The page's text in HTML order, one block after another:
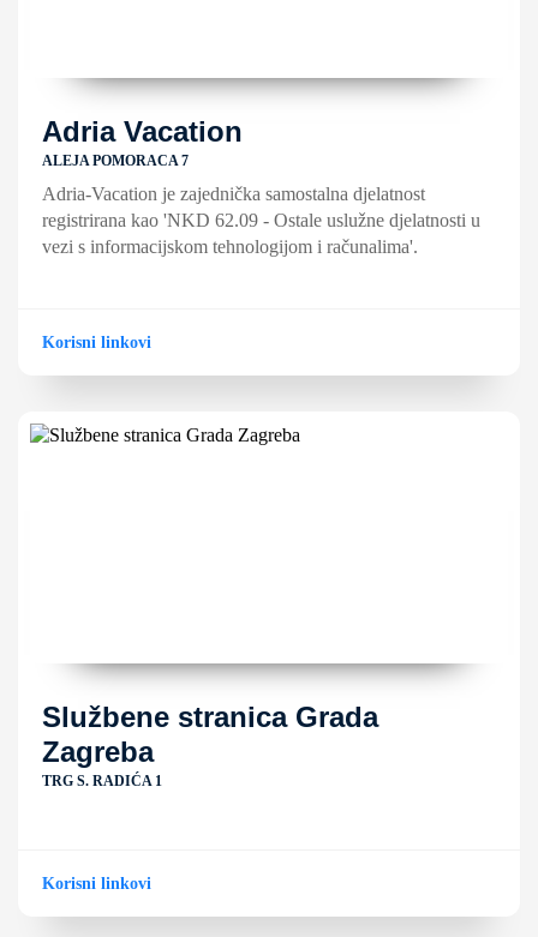
Adria Vacation
ALEJA POMORACA 7
Adria-Vacation je zajednička samostalna djelatnost
registrirana kao 'NKD 62.09 - Ostale uslužne djelatnosti u
vezi s informacijskom tehnologijom i računalima'.
Korisni linkovi
Službene stranica Grada
Zagreba
TRG S. RADIĆA 1
Korisni linkovi